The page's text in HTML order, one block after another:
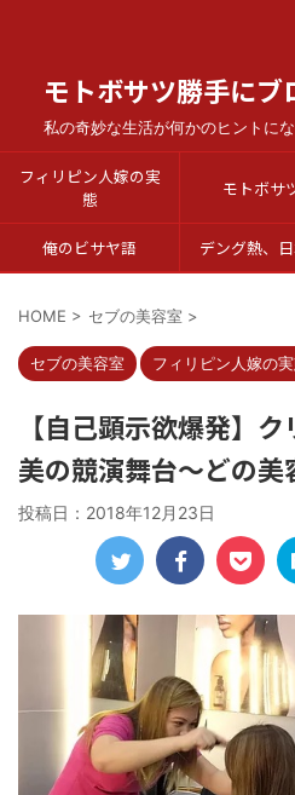
モトボサツ勝手に
私の奇妙な生活が何かのヒントに
フィリピン人嫁の実
態
モトボサ
俺のビサヤ語 デング熱、
HOME > セブの美容室 >
セブの美容室 フィリピン人嫁の
【自己顕示欲爆発】
美の競演舞台～どの
投稿日： 2018年12月23日